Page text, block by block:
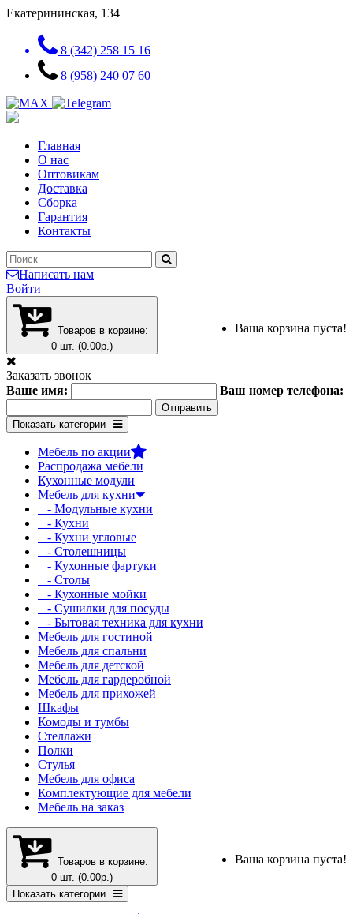
Екатерининская, 134
8 (342) 258 15 16
8 (958) 240 07 60
Главная
О нас
Оптовикам
Доставка
Сборка
Гарантия
Контакты
Написать нам
Войти
Товаров в корзине:
0 шт. (0.00р.)
Ваша корзина пуста!
Заказать звонок
Ваше имя:
Ваш номер телефона:
Показать категории
Мебель по акции
Распродажа мебели
Кухонные модули
Мебель для кухни
- Модульные кухни
- Кухни
- Кухни угловые
- Столешницы
- Кухонные фартуки
- Столы
- Кухонные мойки
- Сушилки для посуды
- Бытовая техника для кухни
Мебель для гостиной
Мебель для спальни
Мебель для детской
Мебель для гардеробной
Мебель для прихожей
Шкафы
Комоды и тумбы
Стеллажи
Полки
Стулья
Мебель для офиса
Комплектующие для мебели
Мебель на заказ
Товаров в корзине:
0 шт. (0.00р.)
Ваша корзина пуста!
Показать категории